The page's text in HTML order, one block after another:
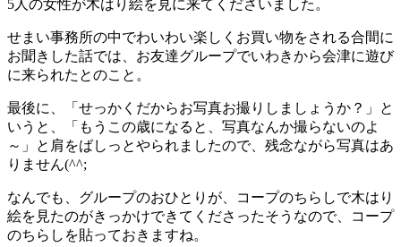
ら
5人の女性が木はり絵を見に来てくださいました。
せまい事務所の中でわいわい楽しくお買い物をされる合間に
お聞きした話では、お友達グループでいわきから会津に遊び
に来られたとのこと。
最後に、「せっかくだからお写真お撮りしましょうか？」と
いうと、「もうこの歳になると、写真なんか撮らないのよ
～」と肩をばしっとやられましたので、残念ながら写真はあ
りません(^^;
なんでも、グループのおひとりが、コープのちらしで木はり
絵を見たのがきっかけできてくださったそうなので、コープ
のちらしを貼っておきますね。